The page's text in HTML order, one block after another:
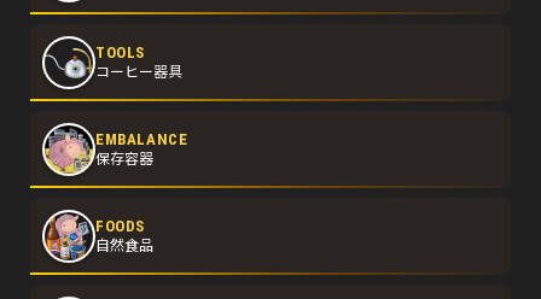
TOOLS
コーヒー器具
EMBALANCE
保存容器
FOODS
自然食品